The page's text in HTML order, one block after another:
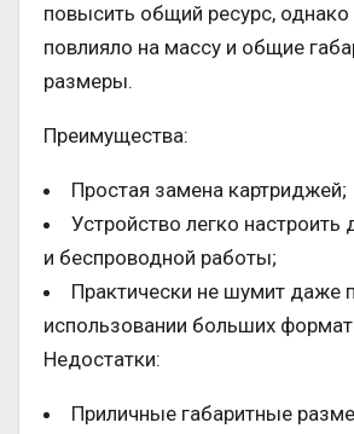
повысить общий ресурс, однако
повлияло на массу и общие
размеры.
Преимущества:
Простая замена картриджей;
Устройство легко настроить
и беспроводной работы;
Практически не шумит даже
использовании больших
Недостатки:
Приличные габаритные